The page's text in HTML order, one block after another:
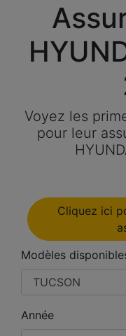
Voyez les
pour leur
Cliquez ici
Modèles
Année